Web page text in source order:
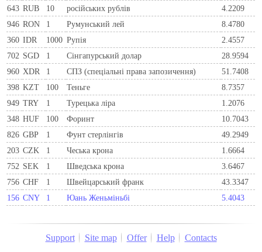
643 RUB 10 російських рублів
4.2209
946 RON 1 Румунський лей
8.4780
360 IDR 1000 Рупія
2.4557
702 SGD 1 Сінгапурський долар
28.9594
960 XDR 1 СПЗ (спеціальні права запозичення)
51.7408
398 KZT 100 Теньге
8.7357
949 TRY 1 Турецька ліра
1.2076
348 HUF 100 Форинт
10.7043
826 GBP 1 Фунт стерлінгів
49.2949
203 CZK 1 Чеська крона
1.6664
752 SEK 1 Шведська крона
3.6467
756 CHF 1 Швейцарський франк
43.3347
156 CNY 1 Юань Женьміньбі 5.4043
Support Site map Offer Help Contacts